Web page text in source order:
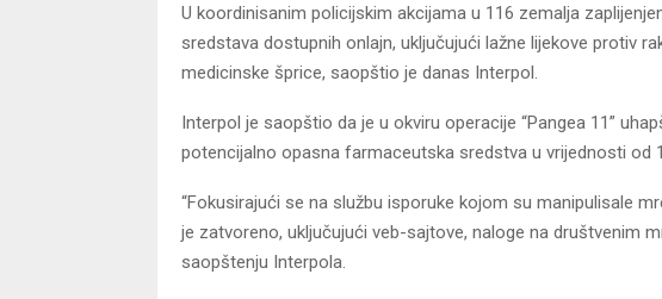
U koordinisanim policijskim akcijama u 116 zemalja
sredstava dostupnih onlajn, uključujući lažne lijekove protiv
medicinske šprice, saopštio je danas Interpol.
Interpol je saopštio da je u okviru operacije “Pangea 11”
potencijalno opasna farmaceutska sredstva u vrijednosti od
“Fokusirajući se na službu isporuke kojom su manipulisale
je zatvoreno, uključujući veb-sajtove, naloge na društvenim
saopštenju Interpola.